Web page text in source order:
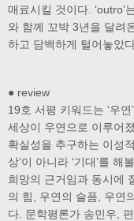
매료시킬 것이다. ‘outro’
와 함께 꼬박 3년을 달려
하고 담백하게 털어놓았
● review
19호 서평 키워드는 ‘우
세상이 우연으로 이루어
확실성을 추구하는 이성
상’이 아니라 ‘기대’를
희망의 근거임과 동시에
의 힘, 우연의 슬픔, 우연
다. 문학평론가 송민우,